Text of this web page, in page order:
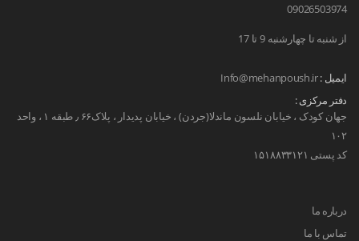
09026503974
از شنبه تا چهارشنبه 9 تا 17
ایمیل :Info@mehanpoush.ir
دفتر مرکزی :
جهان کودک ، خیابان نلسون ماندلا(جردن) ، خیابان پدیدار ، پلاک۶۶ ٫ طبقه ۱ ، واحد
۱۰۲
کد پستی ۱۵۱۸۸۳۳۱۲۱
درباره ما
تماس با ما